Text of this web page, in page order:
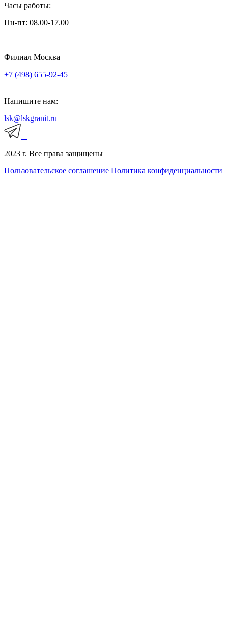
Часы работы:
Пн-пт: 08.00-17.00
Филиал Москва
+7 (498) 655-92-45
Напишите нам:
lsk@lskgranit.ru
2023 г. Все права защищены
Пользовательское соглашение Политика конфиденциальности